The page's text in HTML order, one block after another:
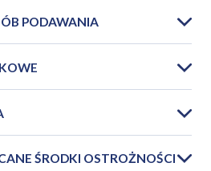
PODAWANIA
ŚRODKI OSTROŻNOŚCI